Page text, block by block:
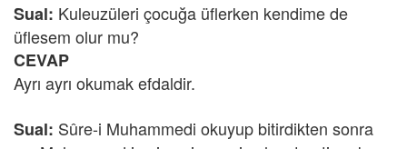
Sual: Kuleuzüleri çocuğa üflerken kendime de
üflesem olur mu?
CEVAP
Ayrı ayrı okumak efdaldir.
Sual: Sûre-i Muhammedi okuyup bitirdikten sonra